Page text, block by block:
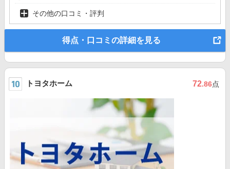
その他の口コミ・評判
得点・口コミの詳細を見る
トヨタホーム 72.86点